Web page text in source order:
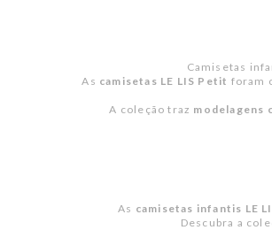
Camisetas
As camisetas LE LIS Petit foram
A coleção traz modelagens
As camisetas infantis LE
Descubra a